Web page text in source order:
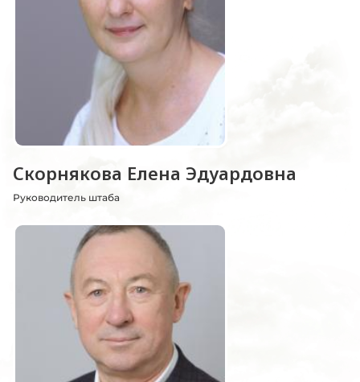
Скорнякова Елена Эдуардовна
Руководитель штаба